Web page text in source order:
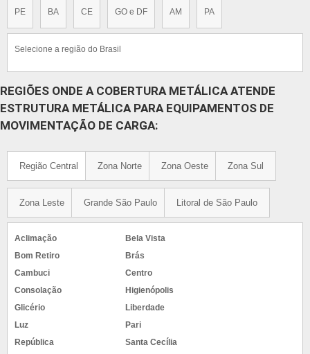
PE BA CE GO e DF AM PA
Selecione a região do Brasil
REGIÕES ONDE A COBERTURA METÁLICA ATENDE
ESTRUTURA METÁLICA PARA EQUIPAMENTOS DE
MOVIMENTAÇÃO DE CARGA:
Região Central Zona Norte Zona Oeste Zona Sul
Zona Leste Grande São Paulo Litoral de São Paulo
Aclimação
Bela Vista
Bom Retiro
Brás
Cambuci
Centro
Consolação
Higienópolis
Glicério
Liberdade
Luz
Pari
República
Santa Cecília